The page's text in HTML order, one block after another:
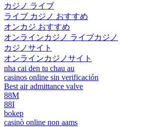
カジノ ライブ
ライブ カジノ おすすめ
オンカジ おすすめ
オンラインカジノ ライブカジノ
カジノサイト
オンラインカジノサイト
nha cai den tu chau au
casinos online sin verificación
Best air admittance valve
88M
88I
bokep
casinò online non aams